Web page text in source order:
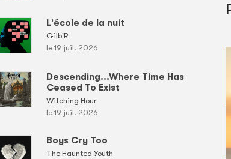
L'école de la nuit
Gilb'R
le 19 juil. 2026
Descending...Where Time Has
Ceased To Exist
Witching Hour
le 19 juil. 2026
Boys Cry Too
The Haunted Youth